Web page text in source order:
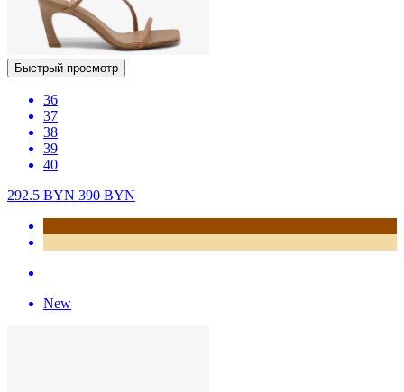
Быстрый просмотр
36
37
38
39
40
292.5 BYN390BYN
New